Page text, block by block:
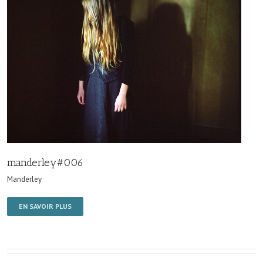
manderley#006
Manderley
EN SAVOIR PLUS